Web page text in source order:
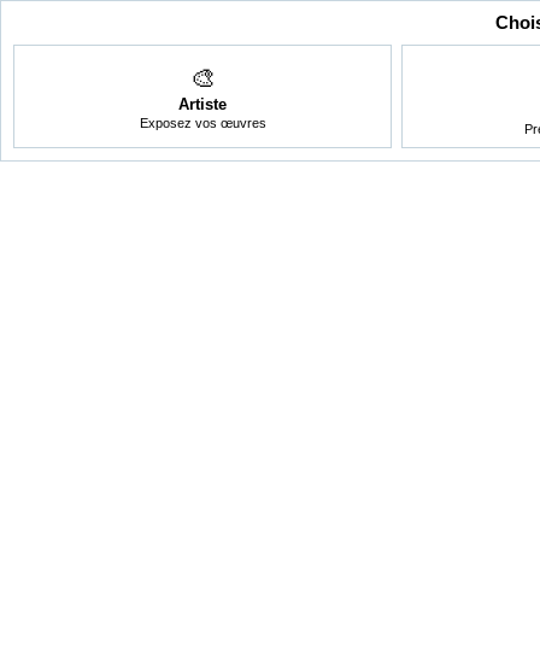
🎨
Artiste
Exposez vos œuvres